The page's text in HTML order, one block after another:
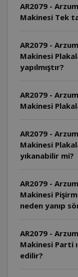
AR2079 -
Makinesi Tek
AR2079 -
Makinesi
yapılmıştır?
AR2079 -
Makinesi
AR2079 -
Makinesi
yıkanabilir mi?
AR2079 -
Makinesi
neden yanıp
AR2079 -
Makinesi Parti
edilir?